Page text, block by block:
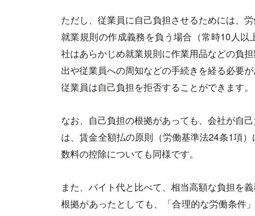
ただし、従業員に自己負担させるためには、
就業規則の作成義務を負う場合（常時10人
社はあらかじめ就業規則に作業用品などの負
出や従業員への周知などの手続きを経る必要
従業員は自己負担を拒否することができます。
なお、自己負担の根拠があっても、会社が自
は、賃金全額払の原則（労働基準法24条1項
数料の控除についても同様です。
また、バイト代と比べて、相当高額な負担を
根拠があったとしても、「合理的な労働条件